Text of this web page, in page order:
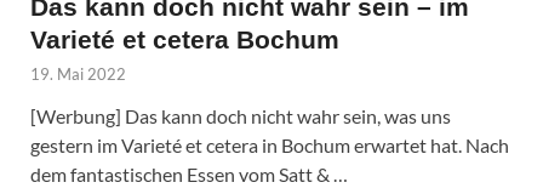
Das kann doch nicht wahr sein – im
Varieté et cetera Bochum
19. Mai 2022
[Werbung] Das kann doch nicht wahr sein, was uns
gestern im Varieté et cetera in Bochum erwartet hat. Nach
dem fantastischen Essen vom Satt & …